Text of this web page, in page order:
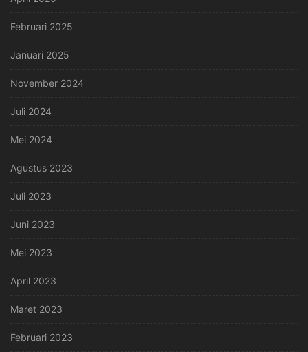
Februari 2025
Januari 2025
November 2024
Juli 2024
Mei 2024
Agustus 2023
Juli 2023
Juni 2023
Mei 2023
April 2023
Maret 2023
Februari 2023